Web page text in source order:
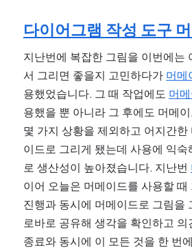
다이어그램 작성 도구
지난번에 복잡한 그림을 이번에는
서 그리면 좋을지 고민하다가 머메
용했었습니다. 그 때 작업에도 머
용했을 뿐 아니라 그 후에도 머메
몇 가지 상황을 제외하고 어지간한
이드로 그리게 됐는데 사용에 익
로 생산성이 높아졌습니다. 지난번
이어 오늘은 머메이드를 사용할 때
진행과 동시에 머메이드로 그림을
로바로 공유해 생각을 확인하고 의
종료와 동시에 이 모든 것을 한 번